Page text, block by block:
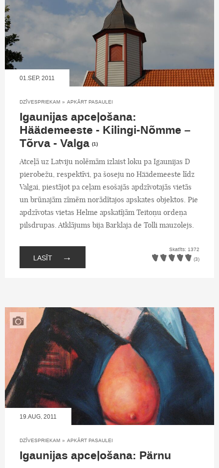
01.SEP, 2011
DZĪVESPRIEKAM » APKĀRT PASAULEI
Igaunijas apceļošana:
Häädemeeste - Kilingi-Nõmme –
Tõrva - Valga (1)
Atceļā uz Latviju nolēmām izlaist loku pa Igaunijas D
pierobežu, respektīvi, pa šoseju no Häädemeeste līdz
Valgai, piestājot pa ceļam esošajās apdzīvotajās vietās
un brūnajām zīmēm norādītajos apskates objektos. Pie
apdzīvotas vietas Helme apskatījām Teitoņu ordeņa
pilsdrupas. Atklājums bija Barklaja de Tolli mauzolejs.
LASĪT →
Skatīts: 1372
(3)
19.AUG, 2011
DZĪVESPRIEKAM » APKĀRT PASAULEI
Igaunijas apceļošana: Pärnu